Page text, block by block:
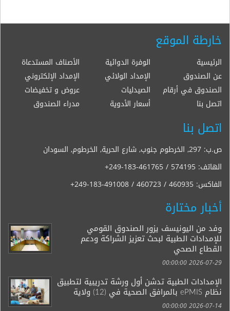
خارطة الموقع
الرئيسية الوفرة الدوائية
الأصناف المستدعاة
عن الصندوق
الإمداد الولائي
الإمداد الإلكتروني
الصندوق في أرقام
الصيدليات
عروض و تخفيضات
اتصل بنا
أسعار الأدوية مدراء الصندوق
اتصل بنا
ص.ب: 297, الخرطوم جنوب, شارع الحرية, الخرطوم, السودان
الهاتف: +249-183-461765 / 574195
الفاكس: +249-183-491008 / 460723 / 460935
أخبار مختارة
وفد من اليونيسف يزور الصندوق القومي
للإمدادات الطبية لبحث تعزيز الشراكة ودعم
القطاع الصحي
2026-07-29 00:00:00
الإمدادات الطبية تدشن أول ورشة تدريبية لتطبيق
نظام ePMIS بالمرافق الصحية في (12) ولاية
2026-07-14 00:00:00